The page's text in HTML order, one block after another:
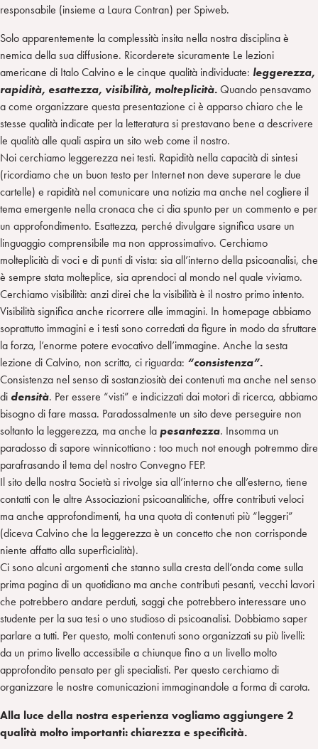
responsabile (insieme a Laura Contran) per Spiweb.
Solo apparentemente la complessità insita nella nostra disciplina è
nemica della sua diffusione. Ricorderete sicuramente Le lezioni
americane di Italo Calvino e le cinque qualità individuate: leggerezza,
rapidità, esattezza, visibilità, molteplicità. Quando pensavamo
a come organizzare questa presentazione ci è apparso chiaro che le
stesse qualità indicate per la letteratura si prestavano bene a descrivere
le qualità alle quali aspira un sito web come il nostro.
Noi cerchiamo leggerezza nei testi. Rapidità nella capacità di sintesi
(ricordiamo che un buon testo per Internet non deve superare le due
cartelle) e rapidità nel comunicare una notizia ma anche nel cogliere il
tema emergente nella cronaca che ci dia spunto per un commento e per
un approfondimento. Esattezza, perché divulgare significa usare un
linguaggio comprensibile ma non approssimativo. Cerchiamo
molteplicità di voci e di punti di vista: sia all’interno della psicoanalisi, che
è sempre stata molteplice, sia aprendoci al mondo nel quale viviamo.
Cerchiamo visibilità: anzi direi che la visibilità è il nostro primo intento.
Visibilità significa anche ricorrere alle immagini. In homepage abbiamo
soprattutto immagini e i testi sono corredati da figure in modo da sfruttare
la forza, l’enorme potere evocativo dell’immagine. Anche la sesta
lezione di Calvino, non scritta, ci riguarda: “consistenza”.
Consistenza nel senso di sostanziosità dei contenuti ma anche nel senso
di densità. Per essere “visti” e indicizzati dai motori di ricerca, abbiamo
bisogno di fare massa. Paradossalmente un sito deve perseguire non
soltanto la leggerezza, ma anche la pesantezza. Insomma un
paradosso di sapore winnicottiano : too much not enough potremmo dire
parafrasando il tema del nostro Convegno FEP.
Il sito della nostra Società si rivolge sia all’interno che all’esterno, tiene
contatti con le altre Associazioni psicoanalitiche, offre contributi veloci
ma anche approfondimenti, ha una quota di contenuti più “leggeri”
(diceva Calvino che la leggerezza è un concetto che non corrisponde
niente affatto alla superficialità).
Ci sono alcuni argomenti che stanno sulla cresta dell’onda come sulla
prima pagina di un quotidiano ma anche contributi pesanti, vecchi lavori
che potrebbero andare perduti, saggi che potrebbero interessare uno
studente per la sua tesi o uno studioso di psicoanalisi. Dobbiamo saper
parlare a tutti. Per questo, molti contenuti sono organizzati su più livelli:
da un primo livello accessibile a chiunque fino a un livello molto
approfondito pensato per gli specialisti. Per questo cerchiamo di
organizzare le nostre comunicazioni immaginandole a forma di carota.
Alla luce della nostra esperienza vogliamo aggiungere 2
qualità molto importanti: chiarezza e specificità.